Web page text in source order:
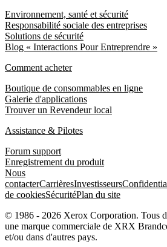
Environnement, santé et sécurité
Responsabilité sociale des entreprises
Solutions de sécurité
Blog « Interactions Pour Entreprendre »
Comment acheter
Boutique de consommables en ligne
Galerie d'applications
Trouver un Revendeur local
Assistance & Pilotes
Forum support
Enregistrement du produit
Nous
contacterCarrièresInvestisseurs
de cookiesSécuritéPlan du site
© 1986 - 2026 Xerox Corporation. Tous
une marque commerciale de XRX
et/ou dans d'autres pays.